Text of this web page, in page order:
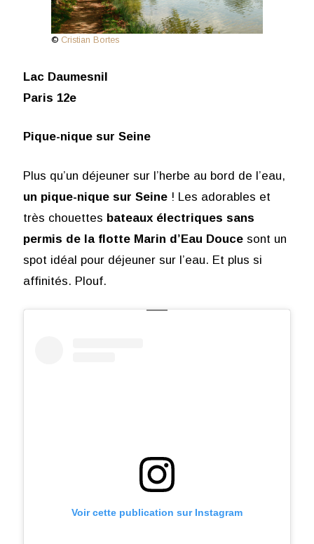
© Cristian Bortes
Lac Daumesnil
Paris 12e
Pique-nique sur Seine
Plus qu’un déjeuner sur l’herbe au bord de l’eau,
un pique-nique sur Seine! Les adorables et
très chouettes bateaux électriques sans
permis de la flotte Marin d’Eau Doucesont un
spot idéal pour déjeuner sur l’eau. Et plus si
affinités. Plouf.
Voir cette publication sur Instagram